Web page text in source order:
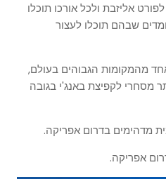
אליזבת ולכל אורכו תוכלו
שבהם תוכלו לעצור
מהמקומות הגבוהים בעולם,
מסחרי לקפיצת באנג'י בגובה
מדהימים בדרום אפריקה.